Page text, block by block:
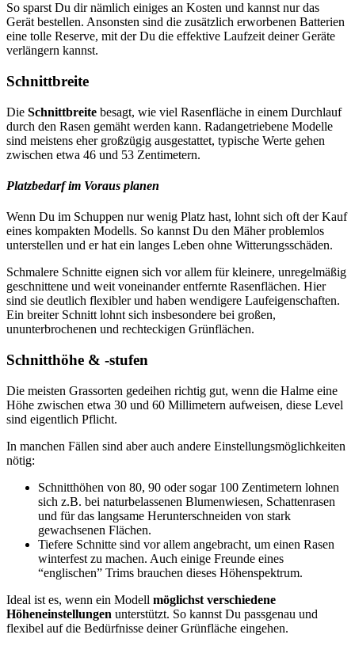
So sparst Du dir nämlich einiges an Kosten und kannst nur das
Gerät bestellen. Ansonsten sind die zusätzlich erworbenen Batterien
eine tolle Reserve, mit der Du die effektive Laufzeit deiner Geräte
verlängern kannst.
Schnittbreite
Die Schnittbreite besagt, wie viel Rasenfläche in einem Durchlauf
durch den Rasen gemäht werden kann. Radangetriebene Modelle
sind meistens eher großzügig ausgestattet, typische Werte gehen
zwischen etwa 46 und 53 Zentimetern.
Platzbedarf im Voraus planen
Wenn Du im Schuppen nur wenig Platz hast, lohnt sich oft der Kauf
eines kompakten Modells. So kannst Du den Mäher problemlos
unterstellen und er hat ein langes Leben ohne Witterungsschäden.
Schmalere Schnitte eignen sich vor allem für kleinere, unregelmäßig
geschnittene und weit voneinander entfernte Rasenflächen. Hier
sind sie deutlich flexibler und haben wendigere Laufeigenschaften.
Ein breiter Schnitt lohnt sich insbesondere bei großen,
ununterbrochenen und rechteckigen Grünflächen.
Schnitthöhe & -stufen
Die meisten Grassorten gedeihen richtig gut, wenn die Halme eine
Höhe zwischen etwa 30 und 60 Millimetern aufweisen, diese Level
sind eigentlich Pflicht.
In manchen Fällen sind aber auch andere Einstellungsmöglichkeiten
nötig:
Schnitthöhen von 80, 90 oder sogar 100 Zentimetern lohnen
sich z.B. bei naturbelassenen Blumenwiesen, Schattenrasen
und für das langsame Herunterschneiden von stark
gewachsenen Flächen.
Tiefere Schnitte sind vor allem angebracht, um einen Rasen
winterfest zu machen. Auch einige Freunde eines
“englischen” Trims brauchen dieses Höhenspektrum.
Ideal ist es, wenn ein Modell möglichst verschiedene
Höheneinstellungen unterstützt. So kannst Du passgenau und
flexibel auf die Bedürfnisse deiner Grünfläche eingehen.